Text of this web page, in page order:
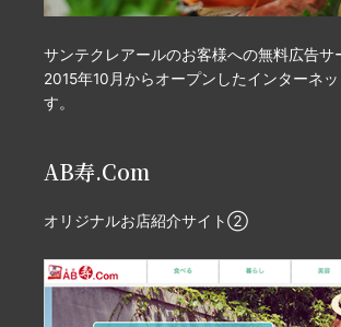
サンテクレアールのお客様への無料広告サ
2015年10月からオープンしたインターネ
す。
AB寿.Com
オリジナルお店紹介サイト②